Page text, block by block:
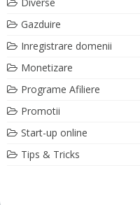
Gazduire
Inregistrare domenii
Monetizare
Programe Afiliere
Promotii
Start-up online
Tips & Tricks